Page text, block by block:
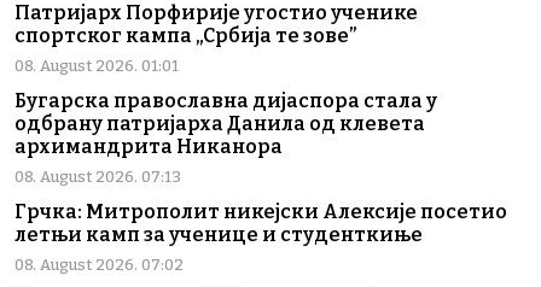
Патријарх Порфирије угостио ученике
спортског кампа „Србија те зове”
08. August 2026. 01:01
Бугарска православна дијаспора стала у
одбрану патријарха Данила од клевета
архимандрита Никанора
08. August 2026. 07:13
Грчка: Митрополит никејски Алексије посетио
летњи камп за ученице и студенткиње
08. August 2026. 07:02